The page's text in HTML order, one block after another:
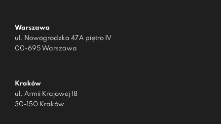
Warszawa
ul. Nowogrodzka 47A piętro IV
00-695 Warszawa
Kraków
ul. Armii Krajowej 18
30-150 Kraków